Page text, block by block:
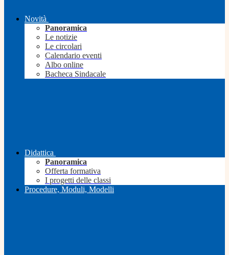
Novità
Panoramica
Le notizie
Le circolari
Calendario eventi
Albo online
Bacheca Sindacale
Didattica
Panoramica
Offerta formativa
I progetti delle classi
Procedure, Moduli, Modelli